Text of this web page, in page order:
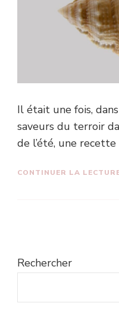
Il était une fois,
saveurs du terroir
de l’été, une
CONTINUER LA
Rechercher